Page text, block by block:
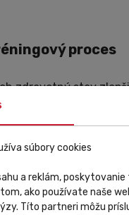
proces
zdravotný stav
však
sa úplne
intenzite pridávajte
súbory cookies
a reklám,
ako používate naše
Títo partneri môžu